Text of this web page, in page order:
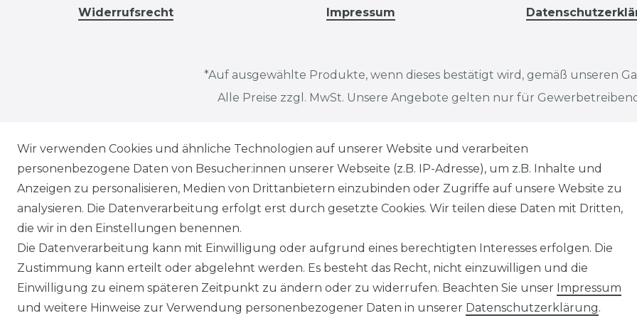
Widerrufsrecht Impressum
*Auf ausgewählte Produkte, wenn dieses bestätigt wird, gemäß unseren
Alle Preise zzgl. MwSt. Unsere Angebote gelten nur für
Alle auf dieser Webseite dargestellten Produkte, Abbildungen, Spezifikationen und Beschreibungen
Es wird ausdrücklich darauf hingewiesen, dass Abweichungen zwischen den dargestellten
möglich sind. Die gezeigten Inhalte stellen nicht notwendigerweise die finalen Produkteigenschaften
und ohne vorherige Ankündigung Änderungen an den dargestellten Produkten vorzunehmen.
Gebrauchte Ware wurde von uns nicht getestet. Diese wird so verkauft, wie angeboten, jedoch unter
Sachmängel ist ausgeschlossen, es sei denn, der Verkäufer hat einen Mangel arglistig verschwiegen
Haftung für Schäden aus der Verletzung des Lebens, des Körpers oder der Gesundheit sowie nach
Wir verwenden Cookies und ähnliche Technologien auf unserer Website und verarbeiten
personenbezogene Daten von Besucher:innen unserer Webseite (z.B. IP-Adresse), um z.B. Inhalte und
Anzeigen zu personalisieren, Medien von Drittanbietern einzubinden oder Zugriffe auf unsere Website zu
analysieren. Die Datenverarbeitung erfolgt erst durch gesetzte Cookies. Wir teilen diese Daten mit Dritten,
die wir in den Einstellungen benennen.
Die Datenverarbeitung kann mit Einwilligung oder aufgrund eines berechtigten Interesses erfolgen. Die
Zustimmung kann erteilt oder abgelehnt werden. Es besteht das Recht, nicht einzuwilligen und die
Einwilligung zu einem späteren Zeitpunkt zu ändern oder zu widerrufen. Beachten Sie unser Impressum
und weitere Hinweise zur Verwendung personenbezogener Daten in unserer Daten­schutz­erklärung.